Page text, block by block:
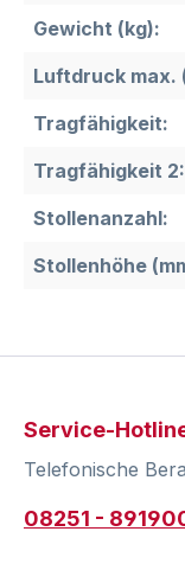
Gewicht (kg):
Luftdruck max.
Tragfähigkeit:
Tragfähigkeit 2:
Stollenanzahl:
Stollenhöhe
Service-
Telefonische
08251 -